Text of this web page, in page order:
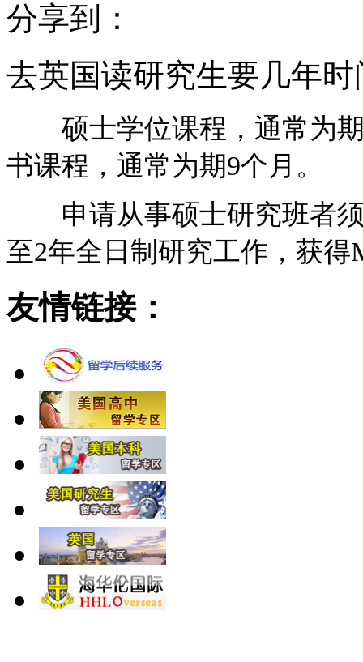
分享到：
去英国读研究生要几年时
硕士学位课程，通常为期
书课程，通常为期9个月。
申请从事硕士研究班者须
至2年全日制研究工作，获
友情链接：